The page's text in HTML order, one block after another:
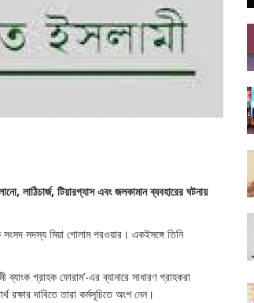
লাঠিচার্জ, টিয়ারগ্যাস এবং জলকামান ব্যবহারের ঘটনায়
সংসদ সদস্য মিয়া গোলাম পরওয়ার। একইসঙ্গে তিনি
ব্যাংক গ্রাহক ফোরাম’-এর ব্যানারে সাধারণ গ্রাহকরা
রক্ষার দাবিতে তারা কর্মসূচিতে অংশ নেন।